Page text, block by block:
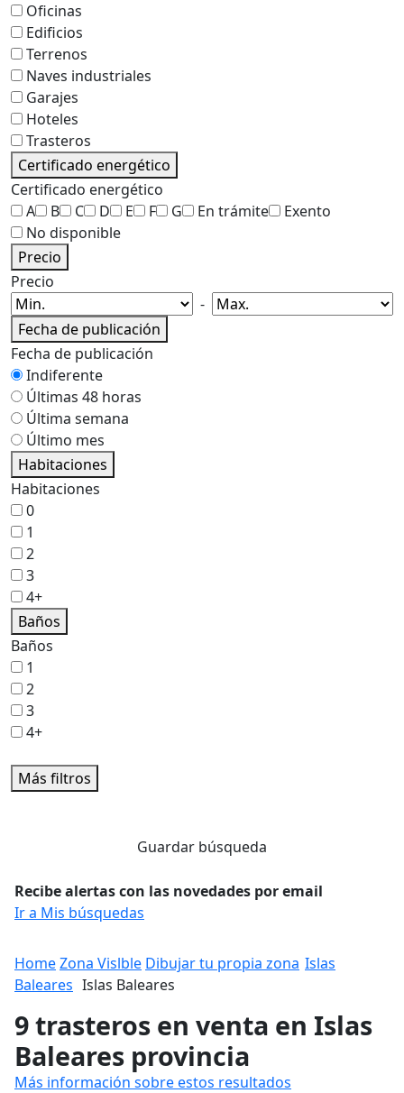
Oficinas
Edificios
Terrenos
Naves industriales
Garajes
Hoteles
Trasteros
Certificado energético
Certificado energético
A
B C D E F G En trámite
Exento
No disponible
Precio
Precio
-
Fecha de publicación
Fecha de publicación
Indiferente
Últimas 48 horas
Última semana
Último mes
Habitaciones
Habitaciones
0
1
2
3
4+
Baños
Baños
1
2
3
4+
Más filtros
Guardar búsqueda
Recibe alertas con las novedades por email
Ir a Mis búsquedas
HomeZona Vislble Dibujar tu propia zona Islas
Baleares Islas Baleares
9 trasteros en venta en Islas
Baleares provincia
Más información sobre estos resultados